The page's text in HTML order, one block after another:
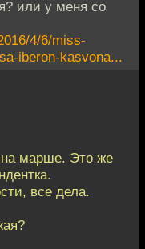
или у меня со
4/6/miss-
iberon-kasvona...
на марше. Это же
все дела.